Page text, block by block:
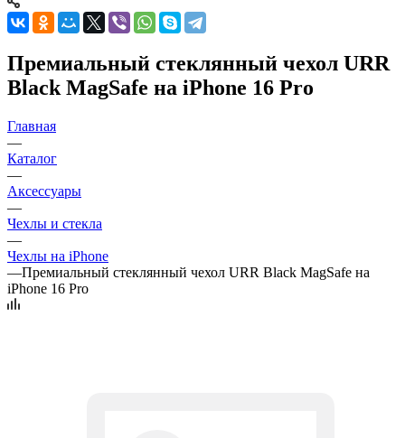
Премиальный стеклянный чехол URR
Black MagSafe на iPhone 16 Pro
Главная
—
Каталог
—
Аксессуары
—
Чехлы и стекла
—
Чехлы на iPhone
—Премиальный стеклянный чехол URR Black MagSafe на
iPhone 16 Pro